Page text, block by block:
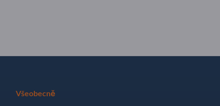
Všeobecně